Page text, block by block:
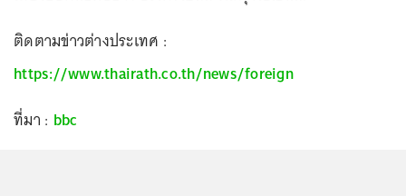
ติดตามข่าวต่างประเทศ :
https://www.thairath.co.th/news/foreign
ที่มา : bbc